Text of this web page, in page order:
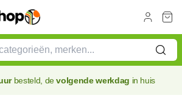
besteld, devolgende werkdag in huis